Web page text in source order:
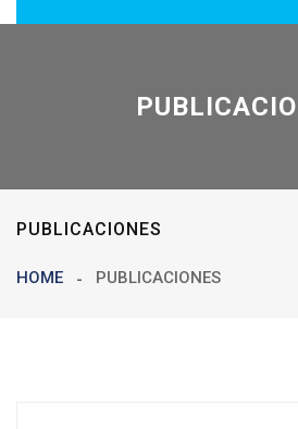
PUBLICACIONES
HOME PUBLICACIONES